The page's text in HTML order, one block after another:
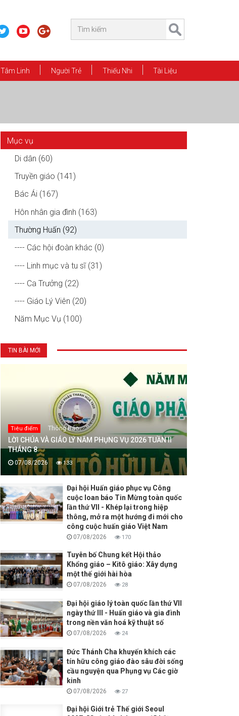
Tâm Linh Người Trẻ Thiếu Nhi Tài Liệu
Mục vụ
Di dân (60)
Truyền giáo (141)
Bác Ái (167)
Hôn nhân gia đình (163)
Thường Huấn (92)
---- Các hội đoàn khác (0)
---- Linh mục và tu sĩ (31)
---- Ca Trưởng (22)
---- Giáo Lý Viên (20)
Năm Mục Vụ (100)
TIN BÀI MỚI
Tiêu điểm Thông Báo
LỜI CHÚA VÀ GIÁO LÝ NĂM PHỤNG VỤ 2026 TUẦN II
THÁNG 8
07/08/2026 133
Đại hội Huấn giáo phục vụ Công
cuộc loan báo Tin Mừng toàn quốc
lần thứ VII - Khép lại trong hiệp
thông, mở ra một hướng đi mới cho
công cuộc huấn giáo Việt Nam
07/08/2026 170
Tuyên bố Chung kết Hội thảo
Khổng giáo – Kitô giáo: Xây dựng
một thế giới hài hòa
07/08/2026 28
Đại hội giáo lý toàn quốc lần thứ VII
ngày thứ III - Huấn giáo và gia đình
trong nền văn hoá kỹ thuật số
07/08/2026 24
Đức Thánh Cha khuyến khích các
tín hữu công giáo đào sâu đời sống
cầu nguyện qua Phụng vụ Các giờ
kinh
07/08/2026 27
Đại hội Giới trẻ Thế giới Seoul